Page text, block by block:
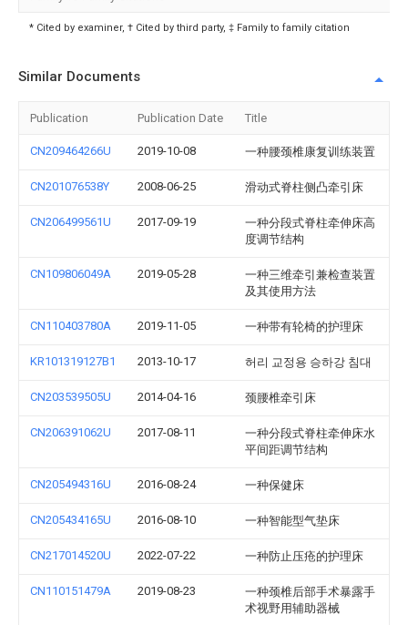
* Cited by examiner, † Cited by third party, ‡ Family to family citation
Similar Documents
Publication Publication Date Title
CN209464266U 2019-10-08 一种腰颈椎康复训练装置
CN201076538Y 2008-06-25 滑动式脊柱侧凸牵引床
CN206499561U 2017-09-19
一种分段式脊柱牵伸床高
度调节结构
CN109806049A 2019-05-28
一种三维牵引兼检查装置
及其使用方法
CN110403780A 2019-11-05 一种带有轮椅的护理床
KR101319127B1 2013-10-17 허리 교정용 승하강 침대
CN203539505U 2014-04-16 颈腰椎牵引床
CN206391062U 2017-08-11
一种分段式脊柱牵伸床水
平间距调节结构
CN205494316U 2016-08-24 一种保健床
CN205434165U 2016-08-10 一种智能型气垫床
CN217014520U 2022-07-22 一种防止压疮的护理床
CN110151479A 2019-08-23
一种颈椎后部手术暴露手
术视野用辅助器械